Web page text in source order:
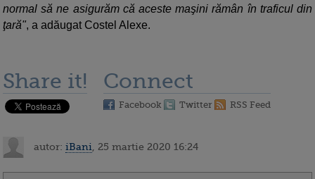
normal să ne asigurăm că aceste maşini rămân în traficul din
ţară", a adăugat Costel Alexe.
Share it! Connect
Facebook Twitter RSS Feed
autor: iBani , 25 martie 2020 16:24